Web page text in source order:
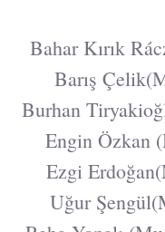
Bahar Kırık
Barış
Burhan
Engin Özkan
Ezgi
Uğur